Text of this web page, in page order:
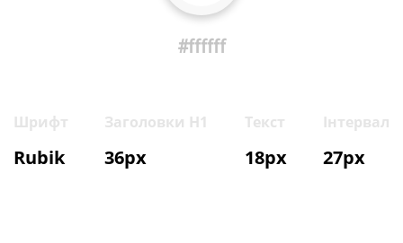
#ffffff
Шрифт
Rubik
Заголовки Н1
36рх
Текст
18рх
Інтервал
27px